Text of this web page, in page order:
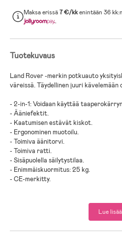
Maksa erissä7 €/kkenintään 36
.
Tuotekuvaus
Land Rover -merkin potkuauto
väreissä. Täydellinen juuri kävelemään
- 2-in-1: Voidaan käyttää
- Ääniefektit.
- Kaatumisen estävät kiskot.
- Ergonominen muotoilu.
- Toimiva äänitorvi.
- Toimiva ratti.
- Sisäpuolella säilytystilaa.
- Enimmäiskuormitus: 25 kg.
- CE-merkitty.
Lue lisää